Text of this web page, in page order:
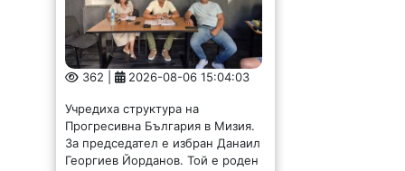
362 | 2026-08-06 15:04:03
Учредиха структура на
Прогресивна България в Мизия.
За председател е избран Данаил
Георгиев Йорданов. Той е роден